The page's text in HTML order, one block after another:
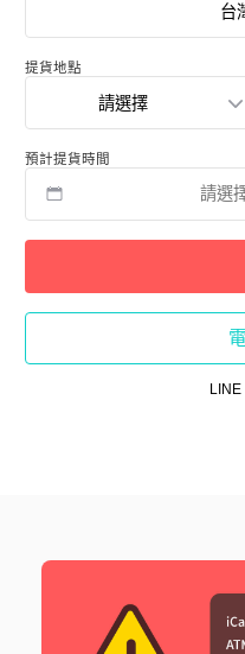
台
提貨地點
請選擇
預計提貨時間